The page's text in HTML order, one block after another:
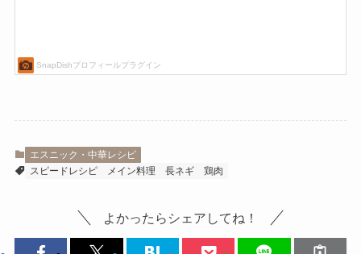
エスニック・中華レシピ
スピードレシピ
メイン料理 長ネギ 鶏肉
よかったらシェアしてね！